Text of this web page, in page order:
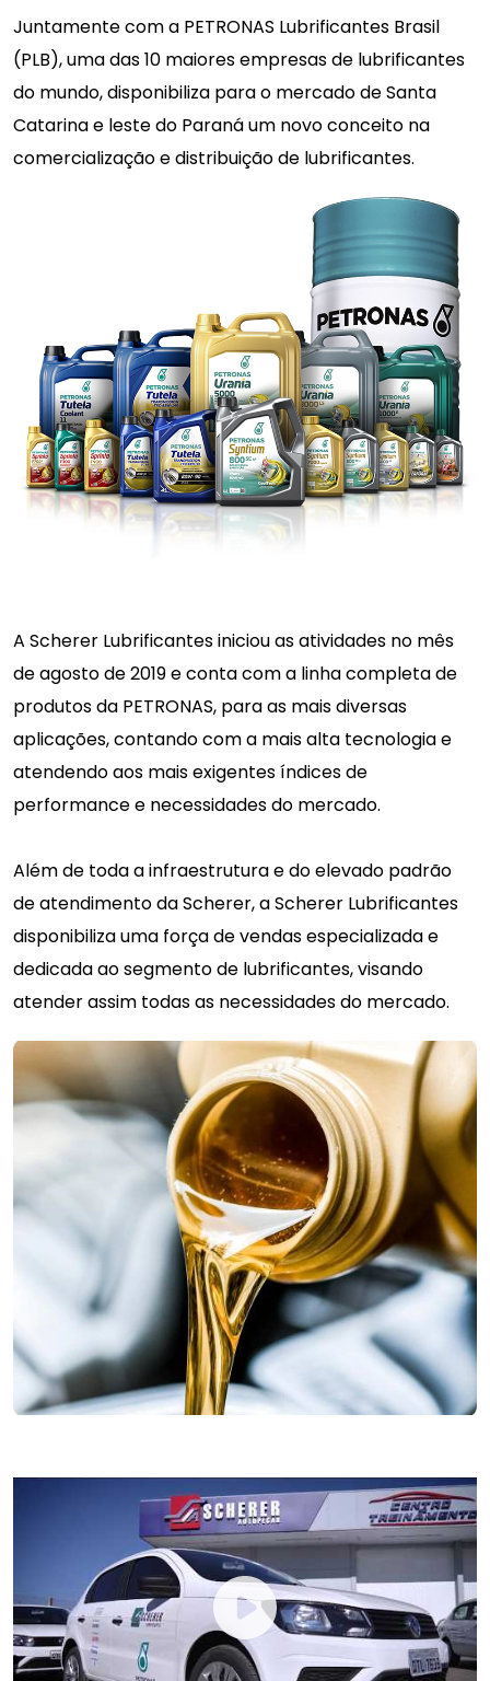
Juntamente com a PETRONAS Lubrificantes Brasil
(PLB), uma das 10 maiores empresas de lubrificantes
do mundo, disponibiliza para o mercado de Santa
Catarina e leste do Paraná um novo conceito na
comercialização e distribuição de lubrificantes.
A Scherer Lubrificantes iniciou as atividades no mês
de agosto de 2019 e conta com a linha completa de
produtos da PETRONAS, para as mais diversas
aplicações, contando com a mais alta tecnologia e
atendendo aos mais exigentes índices de
performance e necessidades do mercado.
Além de toda a infraestrutura e do elevado padrão
de atendimento da Scherer, a Scherer Lubrificantes
disponibiliza uma força de vendas especializada e
dedicada ao segmento de lubrificantes, visando
atender assim todas as necessidades do mercado.